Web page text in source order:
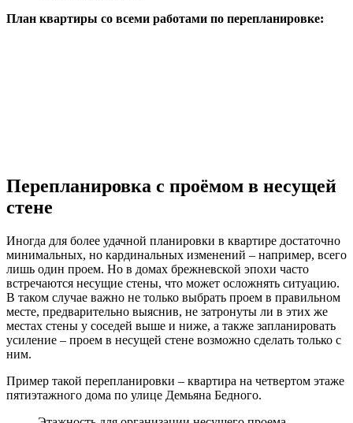
План квартиры со всеми работами по перепланировке:
Перепланировка с проёмом в несущей
стене
Иногда для более удачной планировки в квартире достаточно
минимальных, но кардинальных изменений – например, всего
лишь один проем. Но в домах брежневской эпохи часто
встречаются несущие стены, что может осложнять ситуацию.
В таком случае важно не только выбрать проем в правильном
месте, предварительно выяснив, не затронуты ли в этих же
местах стены у соседей выше и ниже, а также запланировать
усиление – проем в несущей стене возможно сделать только с
ним.
Пример такой перепланировки – квартира на четвертом этаже
пятиэтажного дома по улице Демьяна Бедного.